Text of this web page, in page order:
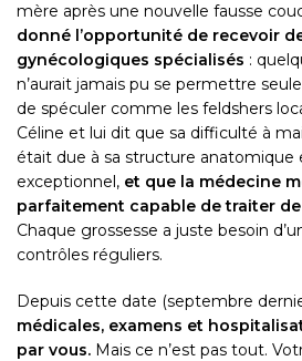
mère après une nouvelle fausse
donné l’opportunité de recevoir
gynécologiques spécialisés :
n’aurait jamais pu se permettre
de spéculer comme les feldshers
Céline et lui dit que sa difficulté à
était due à sa structure anatomique
exceptionnel, et que la médecine
parfaitement capable de traiter
Chaque grossesse a juste besoin
contrôles réguliers.
Depuis cette date (septembre
médicales, examens et
par vous. Mais ce n’est pas tout.